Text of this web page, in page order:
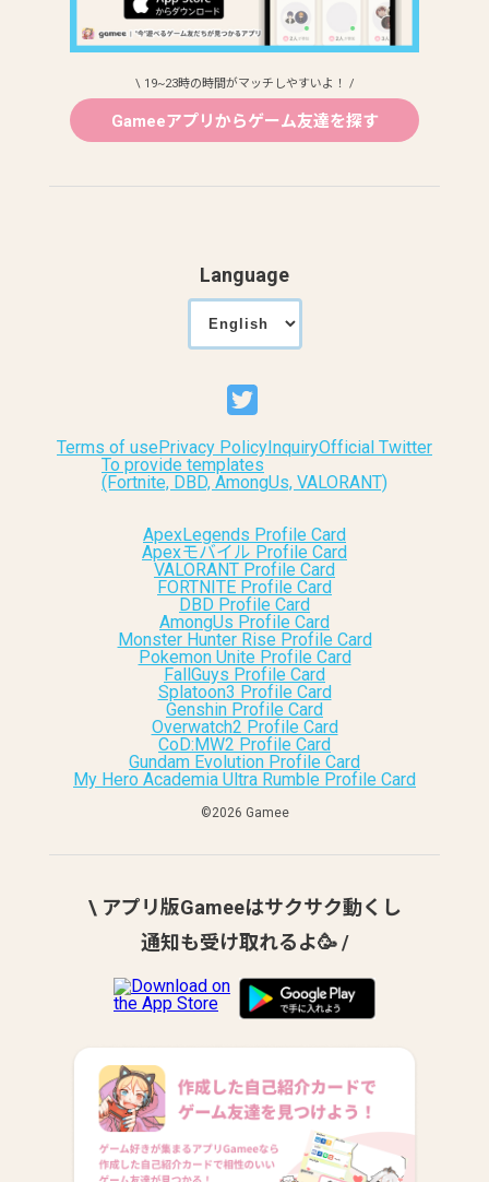
\ 19~23時の時間がマッチしやすいよ！ /
Gameeアプリからゲーム友達を探す
Language
Terms of usePrivacy Policy InquiryOfficial Twitter
To provide templates
(Fortnite, DBD, AmongUs, VALORANT)
ApexLegends Profile Card
Apexモバイル Profile Card
VALORANT Profile Card
FORTNITE Profile Card
DBD Profile Card
AmongUs Profile Card
Monster Hunter Rise Profile Card
Pokemon Unite Profile Card
FallGuys Profile Card
Splatoon3 Profile Card
Genshin Profile Card
Overwatch2 Profile Card
CoD:MW2 Profile Card
Gundam Evolution Profile Card
My Hero Academia Ultra Rumble Profile Card
©︎2026 Gamee
\ アプリ版Gameeはサクサク動くし
通知も受け取れるよ🥳 /